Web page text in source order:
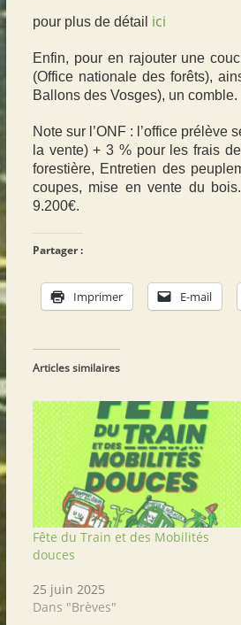
pour plus de détail ici
Enfin, pour en rajouter une
(Office nationale des forêts),
Ballons des Vosges), un comble.
Note sur l’ONF : l’office prélève
la vente) + 3 % pour les frais
forestière, Entretien des
coupes, mise en vente du
9.200€.
Partager :
Imprimer E-mail
Articles similaires
Fête du Train et des Mobilités
douces
25 juin 2025
Dans "Brèves"